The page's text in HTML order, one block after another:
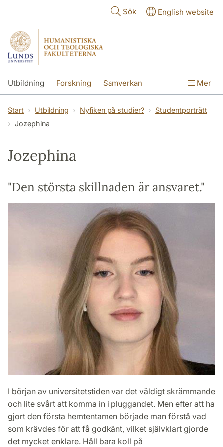
Sök English website
Utbildning Forskning Samverkan Mer
Start Utbildning Nyfiken på studier?
Studentporträtt
Jozephina
Jozephina
"Den största skillnaden är ansvaret."
I början av universitetstiden var det väldigt skrämmande
och lite svårt att komma in i pluggandet. Men efter att ha
gjort den första hemtentamen började man förstå vad
som krävdes för att få godkänt, vilket självklart gjorde
det mycket enklare. Håll bara koll på